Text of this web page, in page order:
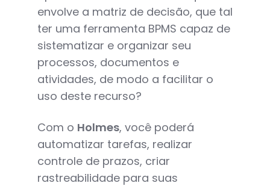
envolve a matriz de decisão, que tal
ter uma ferramenta BPMS capaz de
sistematizar e organizar seu
processos, documentos e
atividades, de modo a facilitar o
uso deste recurso?
Com o Holmes, você poderá
automatizar tarefas, realizar
controle de prazos, criar
rastreabilidade para suas